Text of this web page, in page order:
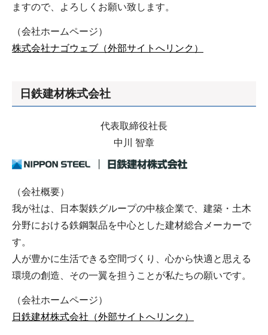
ますので、よろしくお願い致します。
（会社ホームページ）
株式会社ナゴウェブ（外部サイトへリンク）
日鉄建材株式会社
代表取締役社長
中川 智章
（会社概要）
我が社は、日本製鉄グループの中核企業で、建築・土木
分野における鉄鋼製品を中心とした建材総合メーカーで
す。
人が豊かに生活できる空間づくり、心から快適と思える
環境の創造、その一翼を担うことが私たちの願いです。
（会社ホームページ）
日鉄建材株式会社（外部サイトへリンク）